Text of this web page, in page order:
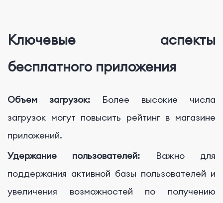
Ключевые аспекты
бесплатного приложения
Объем загрузок: Более высокие числа
загрузок могут повысить рейтинг в магазине
приложений.
Удержание пользователей: Важно для
поддержания активной базы пользователей и
увеличения возможностей по получению